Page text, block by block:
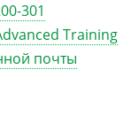
301
Training
почты